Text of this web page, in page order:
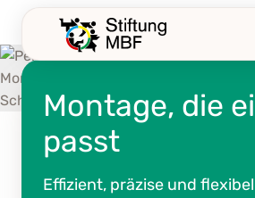
m
I
n
Montage, die
passt
Effizient, präzise und